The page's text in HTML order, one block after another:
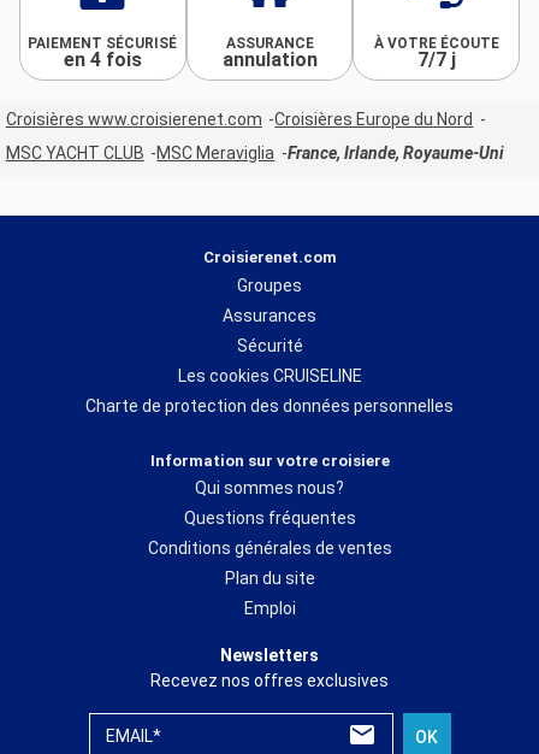
PAIEMENT SÉCURISÉ
en 4 fois
ASSURANCE
annulation
À VOTRE ÉCOUTE
7/7 j
Croisières www.croisierenet.com
Croisières Europe du Nord
MSC YACHT CLUB
MSC Meraviglia France, Irlande, Royaume-Uni
Croisierenet.com
Groupes
Assurances
Sécurité
Les cookies CRUISELINE
Charte de protection des données personnelles
Information sur votre croisiere
Qui sommes nous?
Questions fréquentes
Conditions générales de ventes
Plan du site
Emploi
Newsletters
Recevez nos offres exclusives
EMAIL* OK